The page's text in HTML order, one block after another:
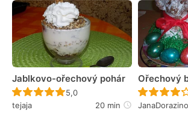
Jablkovo-ořechový pohár
Recept ještě nebyl hodnocen
5,0
tejaja
20 min
Ořechový